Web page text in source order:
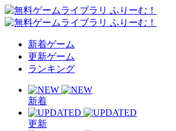
新着ゲーム
更新ゲーム
ランキング
新着
更新